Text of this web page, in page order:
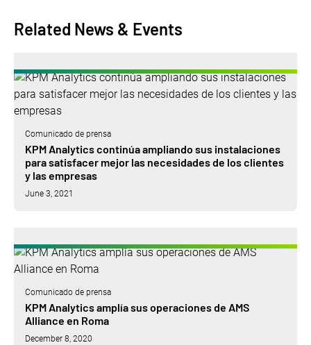
Related News & Events
Comunicado de prensa
KPM Analytics continúa ampliando sus instalaciones
para satisfacer mejor las necesidades de los clientes
y las empresas
June 3, 2021
Comunicado de prensa
KPM Analytics amplía sus operaciones de AMS
Alliance en Roma
December 8, 2020